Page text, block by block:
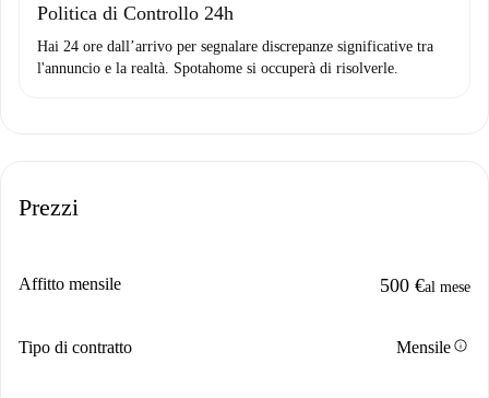
Politica di Controllo 24h
Hai 24 ore dall’arrivo per segnalare discrepanze significative tra
l'annuncio e la realtà. Spotahome si occuperà di risolverle.
Prezzi
Affitto mensile 500 €al mese
Tipo di contratto Mensileinfo